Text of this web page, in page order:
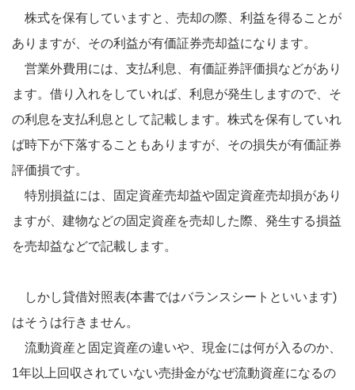
株式を保有していますと、売却の際、利益を得ることが
ありますが、その利益が有価証券売却益になります。
営業外費用には、支払利息、有価証券評価損などがあり
ます。借り入れをしていれば、利息が発生しますので、そ
の利息を支払利息として記載します。株式を保有していれ
ば時下が下落することもありますが、その損失が有価証券
評価損です。
特別損益には、固定資産売却益や固定資産売却損があり
ますが、建物などの固定資産を売却した際、発生する損益
を売却益などで記載します。
しかし貸借対照表(本書ではバランスシートといいます)
はそうは行きません。
流動資産と固定資産の違いや、現金には何が入るのか、
1年以上回収されていない売掛金がなぜ流動資産になるの